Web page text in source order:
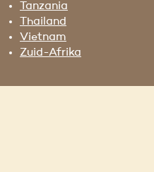
Tanzania
Thailand
Vietnam
Zuid-Afrika